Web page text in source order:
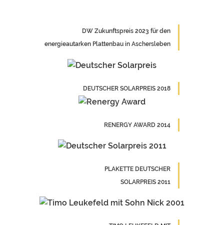
DW Zukunftspreis 2023 für den
energieautarken Plattenbau in Aschersleben
DEUTSCHER SOLARPREIS 2018
RENERGY AWARD 2014
PLAKETTE DEUTSCHER
SOLARPREIS 2011